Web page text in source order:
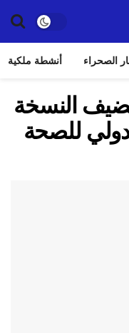
الصحراء أنشطة ملكية
النسخة
للصحة